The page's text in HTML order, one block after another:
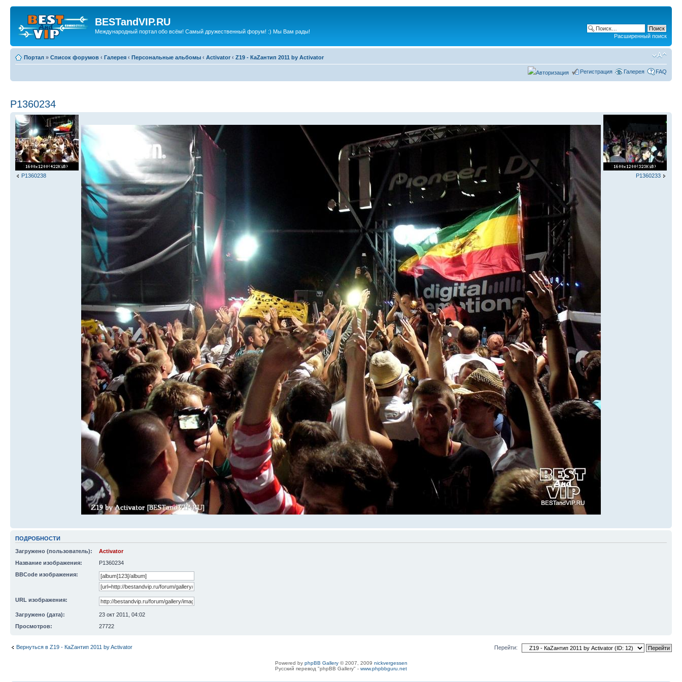
BESTandVIP.RU
Международный портал обо всём! Самый дружественный форум! :) Мы Вам рады!
Расширенный поиск
Портал » Список форумов ‹ Галерея ‹ Персональные альбомы ‹ Activator ‹ Z19 - КаZантип 2011 by Activator
Регистрация Галерея FAQ
P1360234
P1360238 P1360233
ПОДРОБНОСТИ
Загружено (пользователь):
Activator
Название изображения:
P1360234
BBCode изображения:
URL изображения:
Загружено (дата):
23 окт 2011, 04:02
Просмотров:
27722
Вернуться в Z19 - КаZантип 2011 by Activator Перейти:
Powered by phpBB Gallery© 2007, 2009 nickvergessen
Русский перевод "phpBB Gallery" - www.phpbbguru.net